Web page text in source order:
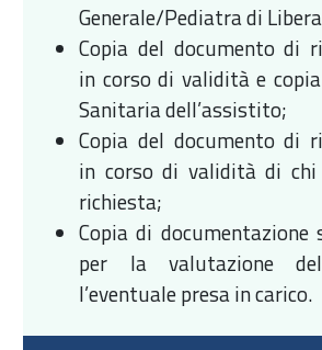
Generale/Pediatra di
Copia del documento di
in corso di validità e
Sanitaria dell’assistito;
Copia del documento di
in corso di validità di
richiesta;
Copia di
per la valutazione
l’eventuale presa in carico.